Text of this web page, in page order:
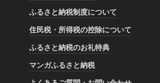
ふるさと納税制度について
住民税・所得税の控除について
ふるさと納税のお礼特典
マンガふるさと納税